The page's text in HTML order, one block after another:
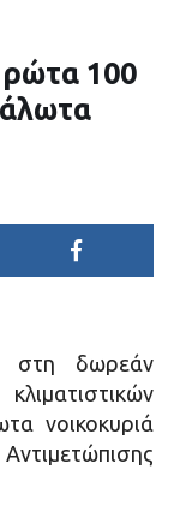
100
στη δωρεάν
νοικοκυριά